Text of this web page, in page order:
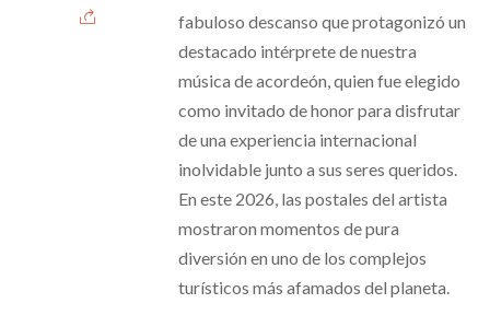
fabuloso descanso que protagonizó un
destacado intérprete de nuestra
música de acordeón, quien fue elegido
como invitado de honor para disfrutar
de una experiencia internacional
inolvidable junto a sus seres queridos.
En este 2026, las postales del artista
mostraron momentos de pura
diversión en uno de los complejos
turísticos más afamados del planeta.